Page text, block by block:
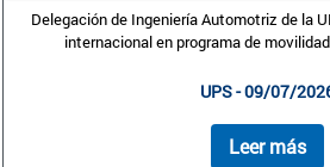
Delegación de Ingeniería Automotriz de la
internacional en programa de
UPS - 09/07/
Leer más